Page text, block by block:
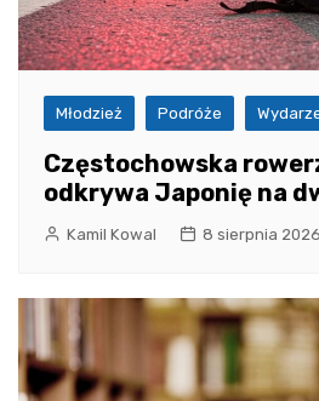
Młodzież Podróże
Częstochowska
odkrywa Japonię na
Kamil Kowal 8 sierpnia 2026